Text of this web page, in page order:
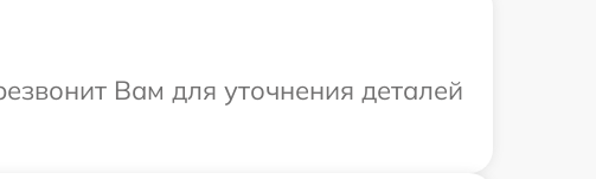
Вам для уточнения деталей